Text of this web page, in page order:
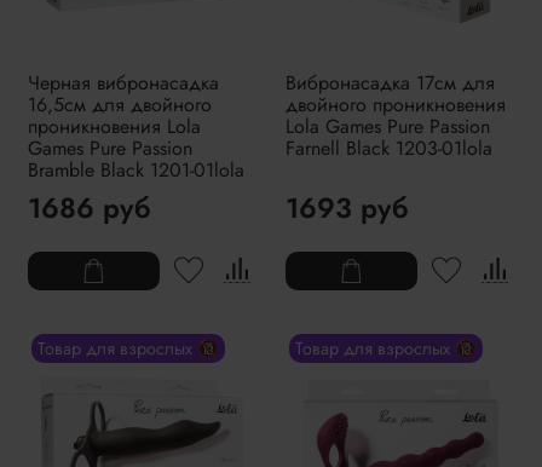
Черная вибронасадка
16,5см для двойного
проникновения Lola
Games Pure Passion
Bramble Black 1201-01lola
1686 руб
Вибронасадка 17см для
двойного проникновения
Lola Games Pure Passion
Farnell Black 1203-01lola
1693 руб
Товар для взрослых 🔞 Товар для взрослых 🔞